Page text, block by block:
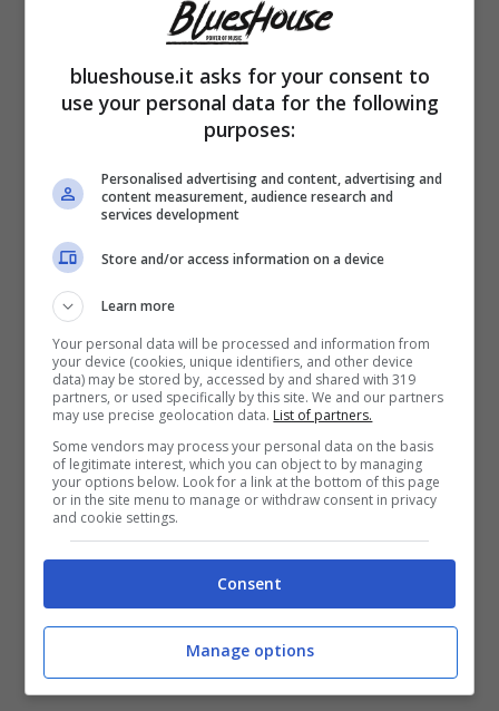
molto da vicino, ma come si è arrivati fin qui?
Nella clip introduttiva, la conduttrice ha voluto
Guillermo Mariotto
del compagno Giovanni Terzipossa in
qualche modo essere deleteria.
Simona Ventura, però, ha risposto che non è
assolutamente così. Selvaggia Lucarelli,
invece, ritiene che la conduttrice non sia più
Super Simo Simo normale
”. Il
rischio, ha dichiarato Selvaggia, sarebbe
quello di passare inosservata nonostante
abbia le carte in regola peremergere. Non si
è fatta attendere la risposta della Ventura.
Le parole di Simona Ventura
blueshouse.it asks for your consent to
use your personal data for the following
purposes:
Personalised advertising and content, advertising and
content measurement, audience research and
services development
Store and/or access information on a device
Learn more
Your personal data will be processed and information from
your device (cookies, unique identifiers, and other device
data) may be stored by, accessed by and shared with 319
partners, or used specifically by this site. We and our partners
may use precise geolocation data. List of partners.
Some vendors may process your personal data on the basis
of legitimate interest, which you can object to by managing
your options below. Look for a link at the bottom of this page
or in the site menu to manage or withdraw consent in privacy
and cookie settings.
Consent
Manage options